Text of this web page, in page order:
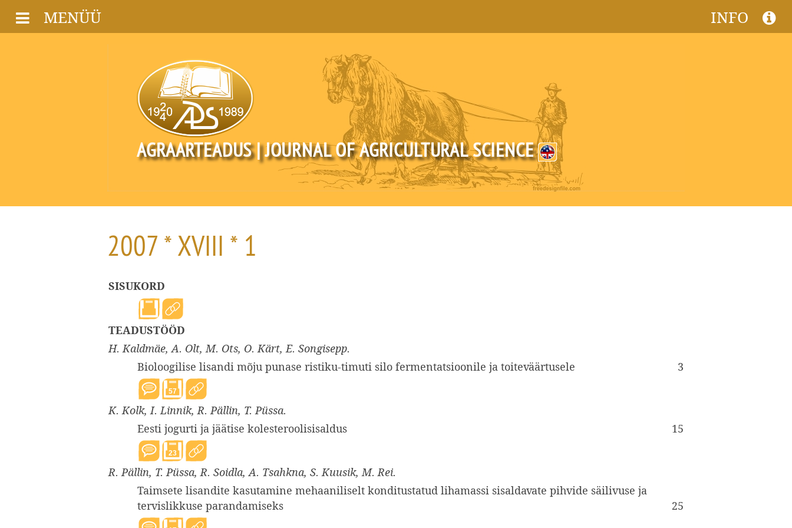
MENÜÜ INFO
AGRAARTEADUS | JOURNAL OF AGRICULTURAL SCIENCE
2007 * XVIII * 1
SISUKORD
TEADUSTÖÖD
H. Kaldmäe, A. Olt, M. Ots, O. Kärt, E. Songisepp.
Bioloogilise lisandi mõju punase ristiku-timuti silo fermentatsioonile ja toiteväärtusele 3
57
K. Kolk, I. Linnik, R. Pällin, T. Püssa.
Eesti jogurti ja jäätise kolesteroolisisaldus 15
23
R. Pällin, T. Püssa, R. Soidla, A. Tsahkna, S. Kuusik, M. Rei.
Taimsete lisandite kasutamine mehaaniliselt konditustatud lihamassi sisaldavate pihvide säilivuse ja
tervislikkuse parandamiseks
25